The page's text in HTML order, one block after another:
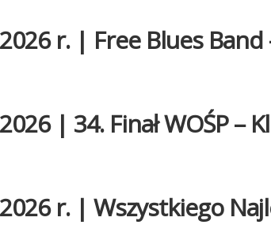
r. | Free Blues
| 34. Finał WOŚP –
r. | Wszystkiego